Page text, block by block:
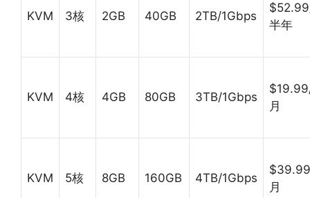
KVM 3核 2GB 40GB 2TB/1Gbps
半年
KVM 4核 4GB 80GB 3TB/1Gbps
月
KVM 5核 8GB 160GB 4TB/1Gbps
月